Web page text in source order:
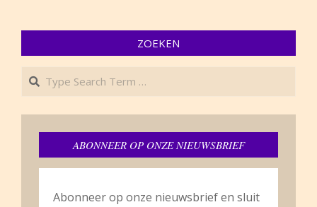
ZOEKEN
Search
ABONNEER OP ONZE NIEUWSBRIEF
Abonneer op onze nieuwsbrief en sluit